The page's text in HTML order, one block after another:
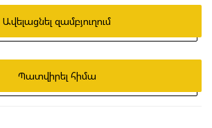
Ավելացնել զամբյուղում
Պատվիրել հիմա